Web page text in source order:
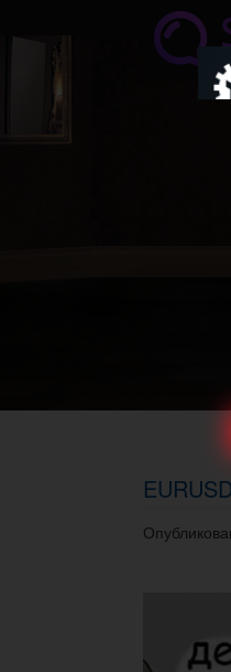
Перейти к основному